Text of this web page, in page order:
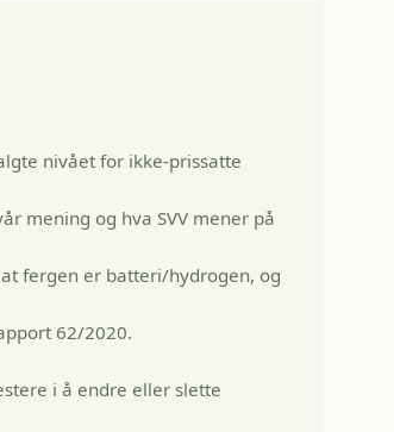
nivået for ikke-prissatte
mening og hva SVV mener på
fergen er batteri/hydrogen, og
62/2020.
i å endre eller slette